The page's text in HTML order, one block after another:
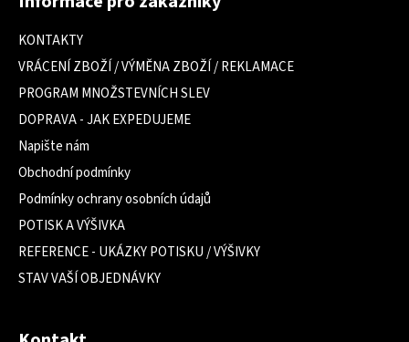
KONTAKTY
VRÁCENÍ ZBOŽÍ / VÝMĚNA ZBOŽÍ / REKLAMACE
PROGRAM MNOŽSTEVNÍCH SLEV
DOPRAVA - JAK EXPEDUJEME
Napište nám
Obchodní podmínky
Podmínky ochrany osobních údajů
POTISK A VÝŠIVKA
REFERENCE - UKÁZKY POTISKU / VÝŠIVKY
STAV VAŠÍ OBJEDNÁVKY